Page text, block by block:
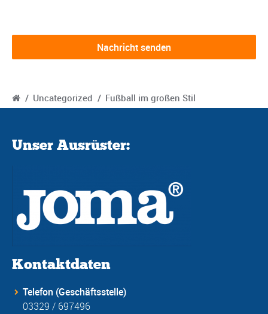
/ Uncategorized / Fußball im großen Stil
Unser Ausrüster:
Kontaktdaten
Telefon (Geschäftsstelle)
03329 / 697496